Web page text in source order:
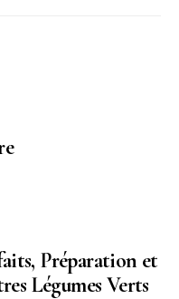
Préparation et
Légumes Verts